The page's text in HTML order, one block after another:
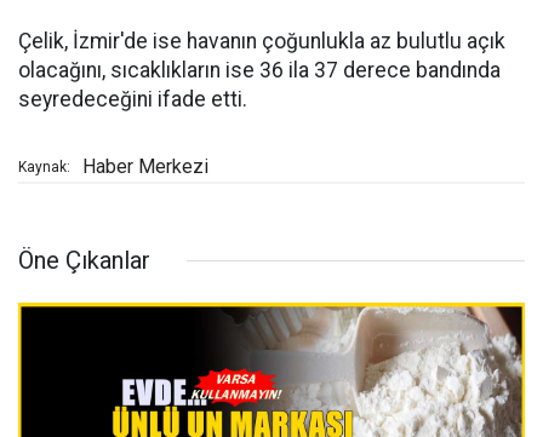
Çelik, İzmir'de ise havanın çoğunlukla az bulutlu açık
olacağını, sıcaklıkların ise 36 ila 37 derece bandında
seyredeceğini ifade etti.
Kaynak: Haber Merkezi
Öne Çıkanlar